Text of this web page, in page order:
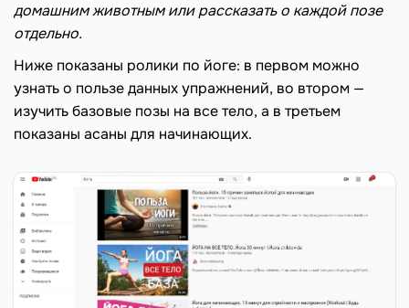
домашним животным или рассказать о каждой позе
отдельно.
Ниже показаны ролики по йоге: в первом можно
узнать о пользе данных упражнений, во втором —
изучить базовые позы на все тело, а в третьем
показаны асаны для начинающих.